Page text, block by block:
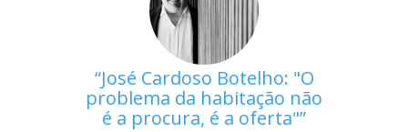
José Cardoso Botelho: "O
problema da habitação não
é a procura, é a oferta"